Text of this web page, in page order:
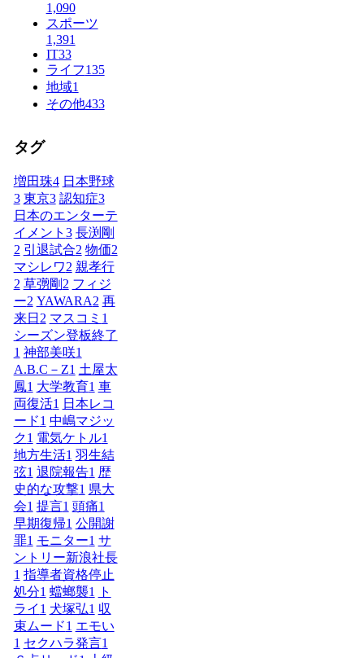
1,090
スポーツ
1,391
IT33
ライフ135
地域1
その他433
タグ
増田珠4 日本野球
3 東京3 認知症3
日本のエンターテ
イメント 3 長渕剛
2 引退試合2 物価2
マシレワ2 親孝行
2 草彅剛 2 フィジ
ー2 YAWARA2 再
来日 2 マスコミ 1
シーズン登板終了
1 神部美咲1
A.B.C－Z1 土屋太
鳳1 大学教育1 車
両復活1 日本レコ
ード1 中嶋マジッ
ク1 電気ケトル1
地方生活1 羽生結
弦1 退院報告1 歴
史的な攻撃1 県大
会1 提言1 頭痛1
早期復帰1 公開謝
罪1 モニター1 サ
ントリー新浪社長
1 指導者資格停止
処分1 蟷螂襲1
ト
ライ 1 犬塚弘1 収
束ムード1 エモい
1 セクハラ発言1